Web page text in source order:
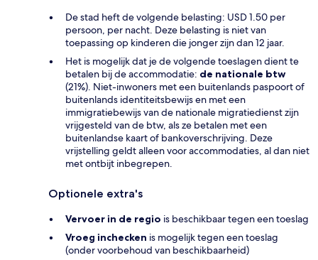
De stad heft de volgende belasting: USD 1.50 per
persoon, per nacht. Deze belasting is niet van
toepassing op kinderen die jonger zijn dan 12 jaar.
Het is mogelijk dat je de volgende toeslagen dient te
betalen bij de accommodatie: de nationale btw
(21%). Niet-inwoners met een buitenlands paspoort of
buitenlands identiteitsbewijs en met een
immigratiebewijs van de nationale migratiedienst zijn
vrijgesteld van de btw, als ze betalen met een
buitenlandse kaart of bankoverschrijving. Deze
vrijstelling geldt alleen voor accommodaties, al dan niet
met ontbijt inbegrepen.
Optionele extra's
Vervoer in de regio is beschikbaar tegen een toeslag
Vroeg inchecken is mogelijk tegen een toeslag
(onder voorbehoud van beschikbaarheid)